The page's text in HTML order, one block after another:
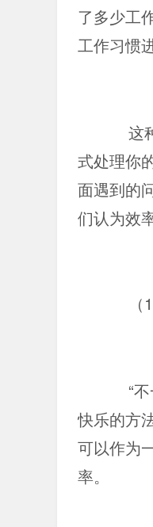
了多少工
工作习惯
这
式处理你
面遇到的
们认为效
“
快乐的方
可以作为
率。